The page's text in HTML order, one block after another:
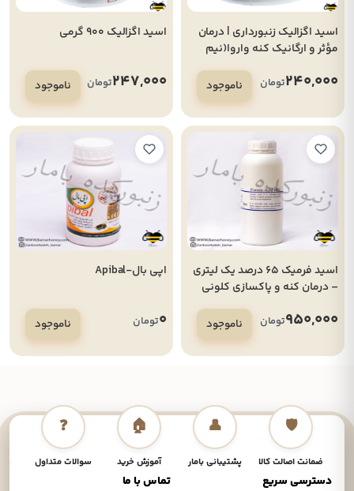
اسید اگزالیک زنبورداری | درمان
مؤثر و ارگانیک کنه واروا(نیم
240,000تومان ناموجود
اسيد اگزاليک 900 گرمي
247,000تومان ناموجود
اسید فرمیک 65 درصد یک لیتری
– درمان کنه و پاکسازی کلونی
950,000تومان ناموجود
اپی بال-Apibal
0تومان ناموجود
🛡️
ضمانت اصالت کالا
👤
پشتیبانی بامار
🏠
آموزش خرید
❓
سوالات متداول
دسترسی سریع تماس با ما